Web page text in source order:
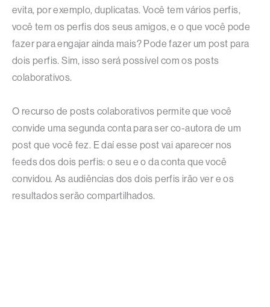
evita, por exemplo, duplicatas. Você tem vários perfis,
você tem os perfis dos seus amigos, e o que você pode
fazer para engajar ainda mais? Pode fazer um post para
dois perfis. Sim, isso será possível com os posts
colaborativos.
O recurso de posts colaborativos permite que você
convide uma segunda conta para ser co-autora de um
post que você fez. E daí esse post vai aparecer nos
feeds dos dois perfis: o seu e o da conta que você
convidou. As audiências dos dois perfis irão ver e os
resultados serão compartilhados.